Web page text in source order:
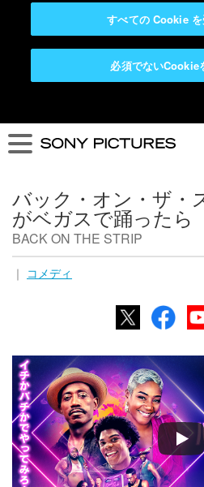
必須でないCookie
すべての Cookie
バック・オン・ザ
がベガスで踊ったら
BACK ON THE STRIP
｜ コメディ
X